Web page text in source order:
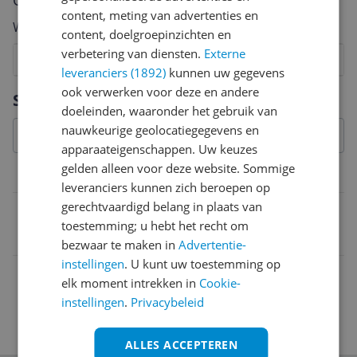
Specificaties
Belangrijkste kenmerken
8714572082211
Welk cijfer geef jij dit product?
7
6
5
4
3
2
Vraag 1 van 4
content, meting van advertenties en
content, doelgroepinzichten en
verbetering van diensten. Externe
leveranciers (1892) kunnen uw gegevens
ook verwerken voor deze en andere
doeleinden, waaronder het gebruik van
nauwkeurige geolocatiegegevens en
apparaateigenschappen. Uw keuzes
gelden alleen voor deze website. Sommige
leveranciers kunnen zich beroepen op
gerechtvaardigd belang in plaats van
toestemming; u hebt het recht om
bezwaar te maken inAdvertentie-
instellingen. U kunt uw toestemming op
elk moment intrekken in Cookie-
instellingen. Privacybeleid
ALLES ACCEPTEREN